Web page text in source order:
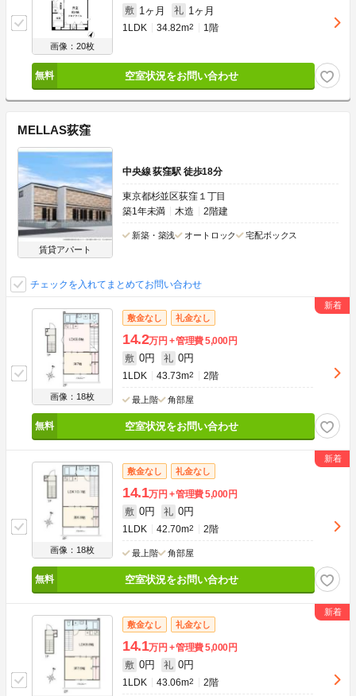
画像：20枚
敷 1ヶ月 礼 1ヶ月
1LDK 34.82m2 1階
空室状況をお問い合わせ
MELLAS荻窪
賃貸アパート
中央線 荻窪駅 徒歩18分
東京都杉並区荻窪１丁目
築1年未満
木造 2階建
新築・築浅 オートロック 宅配ボックス
チェックを入れてまとめてお問い合わせ
画像：18枚
敷金なし 礼金なし
14.2万円 管理費5,000円
敷 0円 礼 0円
1LDK 43.73m2 2階
最上階 角部屋
空室状況をお問い合わせ
画像：18枚
敷金なし 礼金なし
14.1万円 管理費5,000円
敷 0円 礼 0円
1LDK 42.70m2 2階
最上階 角部屋
空室状況をお問い合わせ
敷金なし 礼金なし
14.1万円 管理費5,000円
敷 0円 礼 0円
1LDK 43.06m2 2階